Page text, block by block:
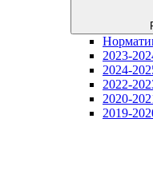
2023-
2024-
2022-
2020-
2019-